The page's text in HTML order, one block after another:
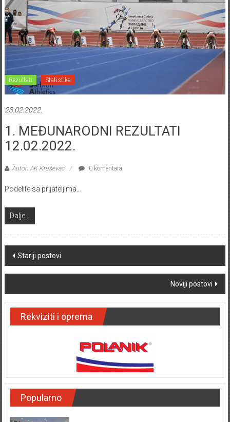
Rezultati Statistika
23.02.2022.
1. MEĐUNARODNI REZULTATI
12.02.2022.
Autor: AK Kruševac 0 komentara
Podelite sa prijateljima…
Dalje...
Posts navigation
Stariji postovi
Noviji postovi
Rekviziti i oprema
Popularno